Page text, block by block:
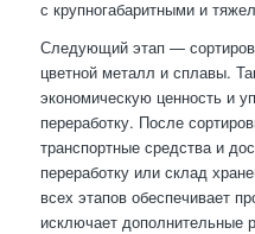
с крупногабаритными и
Следующий этап —
цветной металл и сплавы.
экономическую ценность и
переработку. После
транспортные средства и
переработку или склад
всех этапов обеспечивает
исключает дополнительные